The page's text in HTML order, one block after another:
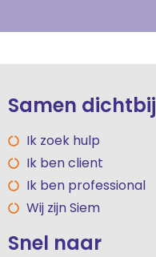
Samen dichtbij
Ik zoek hulp
Ik ben client
Ik ben professional
Wij zijn Siem
Snel naar